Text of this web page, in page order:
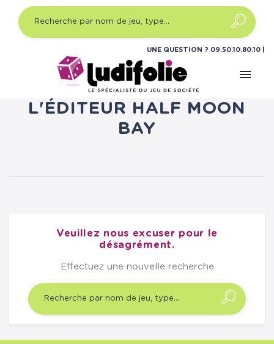
UNE QUESTION ? 09.50.10.80.10
menu
LISTE DES PRODUITS DE
L'ÉDITEUR HALF MOON
BAY
Veuillez nous excuser pour le
désagrément.
Effectuez une nouvelle recherche